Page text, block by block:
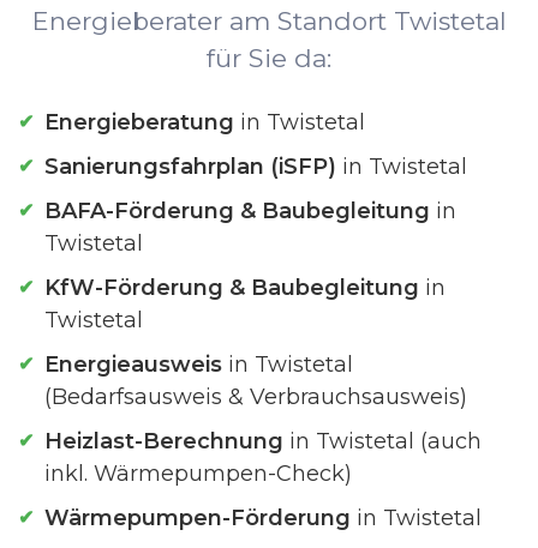
Energieberater am Standort Twistetal
für Sie da:
Energieberatung in Twistetal
Sanierungsfahrplan (iSFP) in Twistetal
BAFA-Förderung & Baubegleitung in
Twistetal
KfW-Förderung & Baubegleitung in
Twistetal
Energieausweis in Twistetal
(Bedarfsausweis & Verbrauchsausweis)
Heizlast-Berechnung in Twistetal (auch
inkl. Wärmepumpen-Check)
Wärmepumpen-Förderung in Twistetal